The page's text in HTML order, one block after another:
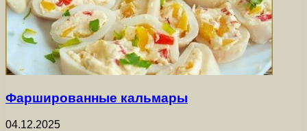
Фаршированные кальмары
04.12.2025